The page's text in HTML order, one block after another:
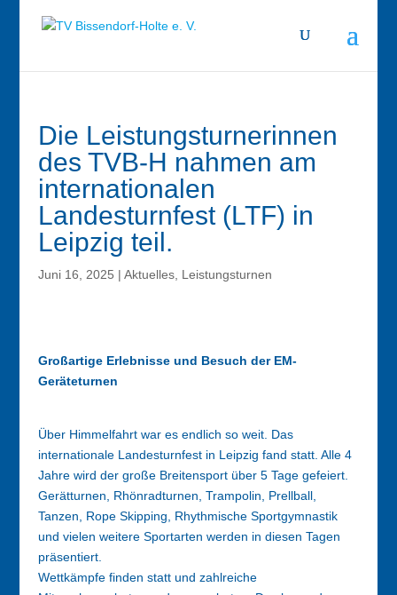
Die Leistungsturnerinnen
des TVB-H nahmen am
internationalen
Landesturnfest (LTF) in
Leipzig teil.
Juni 16, 2025 | Aktuelles, Leistungsturnen
Großartige Erlebnisse und Besuch der EM-
Geräteturnen
Über Himmelfahrt war es endlich so weit. Das
internationale Landesturnfest in Leipzig fand statt. Alle 4
Jahre wird der große Breitensport über 5 Tage gefeiert.
Gerätturnen, Rhönradturnen, Trampolin, Prellball,
Tanzen, Rope Skipping, Rhythmische Sportgymnastik
und vielen weitere Sportarten werden in diesen Tagen
präsentiert.
Wettkämpfe finden statt und zahlreiche